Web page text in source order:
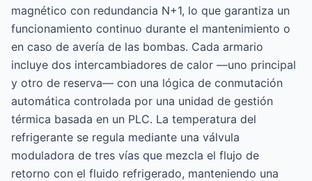
magnético con redundancia N+1, lo que garantiza un
funcionamiento continuo durante el mantenimiento o
en caso de avería de las bombas. Cada armario
incluye dos intercambiadores de calor —uno principal
y otro de reserva— con una lógica de conmutación
automática controlada por una unidad de gestión
térmica basada en un PLC. La temperatura del
refrigerante se regula mediante una válvula
moduladora de tres vías que mezcla el flujo de
retorno con el fluido refrigerado, manteniendo una